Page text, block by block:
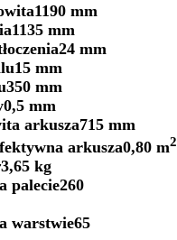
1190 mm
1135 mm
24 mm
15 mm
350 mm
0,5 mm
arkusza715 mm
arkusza0,80 m2
kg
palecie260
warstwie65